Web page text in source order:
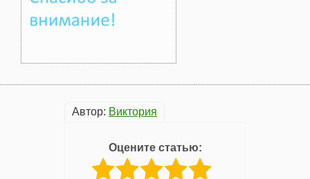
Автор: Виктория
Оцените статью: